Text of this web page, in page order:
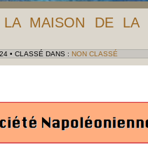
LA MAISON DE
• CLASSÉ DANS : NON CLASSÉ